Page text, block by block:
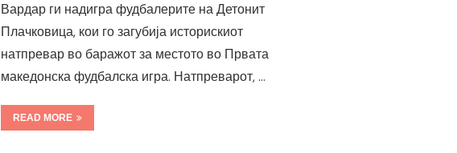
Вардар ги надигра фудбалерите на Детонит
Плачковица, кои го загубија историскиот
натпревар во баражот за местото во Првата
македонска фудбалска игра. Натпреварот, …
READ MORE